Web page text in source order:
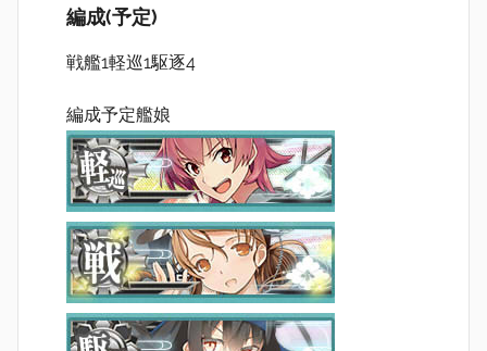
編成(予定)
戦艦1軽巡1駆逐4
編成予定艦娘